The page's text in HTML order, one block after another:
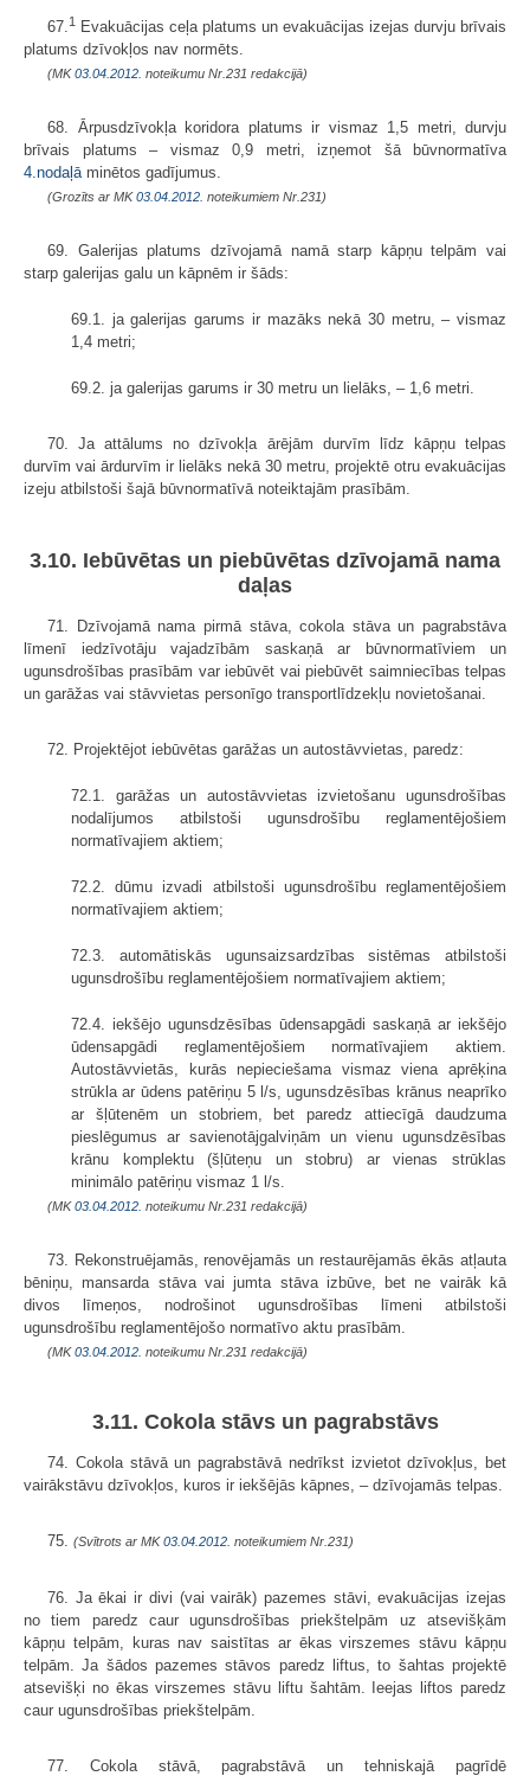
67.1
Evakuācijas ceļa platums un evakuācijas izejas durvju brīvais
platums dzīvokļos nav normēts.
(MK03.04.2012. noteikumu Nr.231 redakcijā)
68. Ārpusdzīvokļa koridora platums ir vismaz 1,5 metri, durvju
brīvais platums – vismaz 0,9 metri, izņemot šā būvnormatīva
4.nodaļāminētos gadījumus.
(Grozīts ar MK03.04.2012. noteikumiem Nr.231)
69. Galerijas platums dzīvojamā namā starp kāpņu telpām vai
starp galerijas galu un kāpnēm ir šāds:
69.1. ja galerijas garums ir mazāks nekā 30 metru, – vismaz
1,4 metri;
69.2. ja galerijas garums ir 30 metru un lielāks, – 1,6 metri.
70. Ja attālums no dzīvokļa ārējām durvīm līdz kāpņu telpas
durvīm vai ārdurvīm ir lielāks nekā 30 metru, projektē otru evakuācijas
izeju atbilstoši šajā būvnormatīvā noteiktajām prasībām.
3.10. Iebūvētas un piebūvētas dzīvojamā nama
daļas
71. Dzīvojamā nama pirmā stāva, cokola stāva un pagrabstāva
līmenī iedzīvotāju vajadzībām saskaņā ar būvnormatīviem un
ugunsdrošības prasībām var iebūvēt vai piebūvēt saimniecības telpas
un garāžas vai stāvvietas personīgo transportlīdzekļu novietošanai.
72. Projektējot iebūvētas garāžas un autostāvvietas, paredz:
72.1. garāžas un autostāvvietas izvietošanu ugunsdrošības
nodalījumos atbilstoši ugunsdrošību reglamentējošiem
normatīvajiem aktiem;
72.2. dūmu izvadi atbilstoši ugunsdrošību reglamentējošiem
normatīvajiem aktiem;
72.3. automātiskās ugunsaizsardzības sistēmas atbilstoši
ugunsdrošību reglamentējošiem normatīvajiem aktiem;
72.4. iekšējo ugunsdzēsības ūdensapgādi saskaņā ar iekšējo
ūdensapgādi reglamentējošiem normatīvajiem aktiem.
Autostāvvietās, kurās nepieciešama vismaz viena aprēķina
strūkla ar ūdens patēriņu 5 l/s, ugunsdzēsības krānus neaprīko
ar šļūtenēm un stobriem, bet paredz attiecīgā daudzuma
pieslēgumus ar savienotājgalviņām un vienu ugunsdzēsības
krānu komplektu (šļūteņu un stobru) ar vienas strūklas
minimālo patēriņu vismaz 1 l/s.
(MK03.04.2012. noteikumu Nr.231 redakcijā)
73. Rekonstruējamās, renovējamās un restaurējamās ēkās atļauta
bēniņu, mansarda stāva vai jumta stāva izbūve, bet ne vairāk kā
divos līmeņos, nodrošinot ugunsdrošības līmeni atbilstoši
ugunsdrošību reglamentējošo normatīvo aktu prasībām.
(MK03.04.2012. noteikumu Nr.231 redakcijā)
3.11. Cokola stāvs un pagrabstāvs
74. Cokola stāvā un pagrabstāvā nedrīkst izvietot dzīvokļus, bet
vairāk­stāvu dzīvokļos, kuros ir iekšējās kāpnes, – dzīvojamās telpas.
75. (Svītrots ar MK03.04.2012. noteikumiem Nr.231)
76. Ja ēkai ir divi (vai vairāk) pazemes stāvi, evakuācijas izejas
no tiem paredz caur ugunsdrošības priekštelpām uz atsevišķām
kāpņu telpām, kuras nav saistītas ar ēkas virszemes stāvu kāpņu
telpām. Ja šādos pazemes stāvos paredz liftus, to šahtas projektē
atsevišķi no ēkas virszemes stāvu liftu šahtām. Ieejas liftos paredz
caur ugunsdrošības priekštelpām.
77. Cokola stāvā, pagrabstāvā un tehniskajā pagrīdē